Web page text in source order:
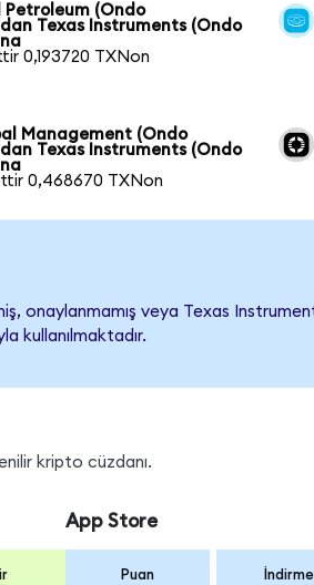
(Ondo
Texas Instruments (Ondo
0,193720 TXNon
Management (Ondo
Texas Instruments (Ondo
0,468670 TXNon
onaylanmamış veya Texas
kullanılmaktadır.
kripto cüzdanı.
App Store
Puan İndirme